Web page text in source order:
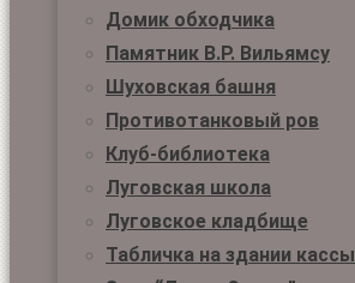
Домик обходчика
Памятник В.Р. Вильямсу
Шуховская башня
Противотанковый ров
Клуб-библиотека
Луговская школа
Луговское кладбище
Табличка на здании кассы